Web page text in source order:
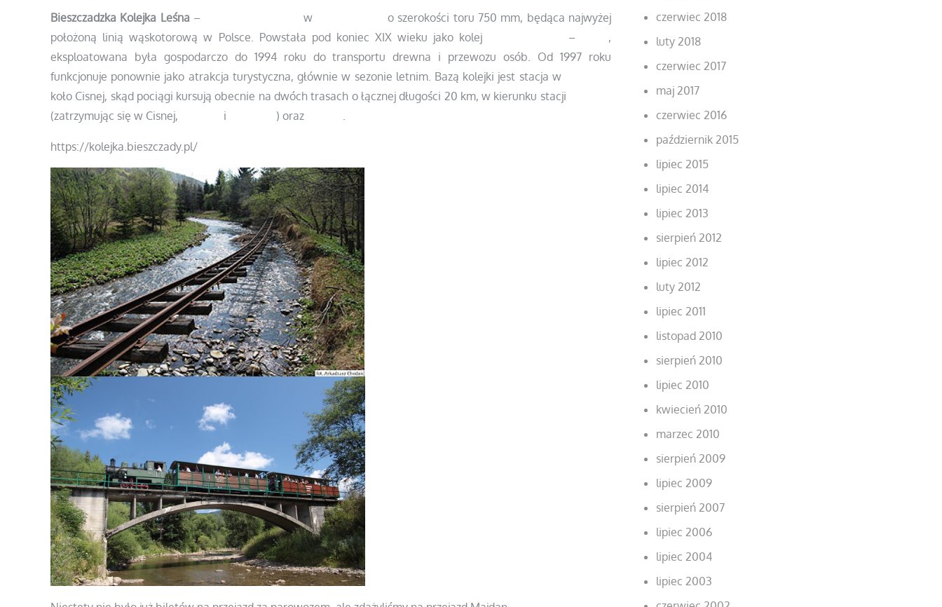
Bieszczadzka Kolejka Leśna – w
o szerokości toru 750 mm, będąca najwyżej
położoną linią wąskotorową w Polsce. Powstała pod koniec XIX wieku jako kolej
–
,
eksploatowana była gospodarczo do 1994 roku do transportu drewna i przewozu osób. Od 1997 roku
funkcjonuje ponownie jako atrakcja turystyczna, głównie w sezonie letnim. Bazą kolejki jest stacja w
koło Cisnej, skąd pociągi kursują obecnie na dwóch trasach o łącznej długości 20 km, w kierunku stacji
(zatrzymując się w Cisnej,
i ) oraz
https://kolejka.bieszczady.pl/
czerwiec 2018
luty 2018
czerwiec 2017
maj 2017
czerwiec 2016
październik 2015
lipiec 2015
lipiec 2014
lipiec 2013
sierpień 2012
lipiec 2012
luty 2012
lipiec 2011
listopad 2010
sierpień 2010
lipiec 2010
kwiecień 2010
marzec 2010
sierpień 2009
lipiec 2009
sierpień 2007
lipiec 2006
lipiec 2004
lipiec 2003